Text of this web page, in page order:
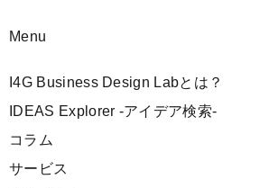
Menu
I4G Business Design Labとは？
IDEAS Explorer -アイデア検索-
コラム
サービス